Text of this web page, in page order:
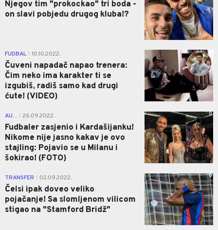
Njegov tim "prokockao" tri boda -
on slavi pobjedu drugog kluba!?
FUDBAL 10.10.2022.
Čuveni napadač napao trenera:
Čim neko ima karakter ti se
izgubiš, radiš samo kad drugi
ćute! (VIDEO)
AU... 26.09.2022.
Fudbaler zasjenio i Kardašijanku!
Nikome nije jasno kakav je ovo
stajling: Pojavio se u Milanu i
šokirao! (FOTO)
0
TRANSFER 02.09.2022.
Čelsi ipak doveo veliko
pojačanje! Sa slomljenom vilicom
stigao na "Stamford Bridž"
0